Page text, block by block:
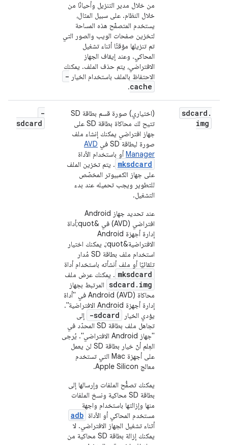
من خلال مدير التنزيل وأحيانًا من
خلال النظام. على سبيل المثال،
يستخدم المتصفّح هذه المساحة
لتخزين صفحات الويب والصور التي
تم تنزيلها مؤقتًا أثناء تشغيل
المحاكي. وعند إيقاف الجهاز
الافتراضي، يتم حذف الملف. يمكنك
الاحتفاظ بالملف باستخدام الخيار -
cache
.
sdcard .
img
(اختياري) صورة قسم بطاقة SD
تتيح لك محاكاة بطاقة SD على
جهاز افتراضي يمكنك إنشاء ملف
صورة لبطاقة SD في
AVD
Manager أو باستخدام الأداة
mksdcard . يتم تخزين الملف
على جهاز الكمبيوتر المخصّص
للتطوير ويجب تحميله عند بدء
التشغيل.
عند تحديد جهاز Android
افتراضي (AVD) في &quot;أداة
إدارة أجهزة Android
الافتراضية&quot;، يمكنك اختيار
استخدام ملف بطاقة SD مُدار
تلقائيًا أو ملف أنشأته باستخدام أداة
mksdcard . يمكنك عرض ملف
sdcard.img المرتبط بجهاز
محاكاة Android (AVD) في "أداة
إدارة أجهزة Android الافتراضية".
يؤدي الخيار
-sdcard
إلى
تجاهل ملف بطاقة SD المحدّد في
"جهاز Android الافتراضي". يُرجى
العِلم أنّ خيار بطاقة SD لن يعمل
على أجهزة Mac التي تستخدم
معالج Apple Silicon.
يمكنك تصفُّح الملفات وإرسالها إلى
بطاقة SD محاكية ونسخ الملفات
منها وإزالتها باستخدام واجهة
مستخدم المحاكي أو الأداة adb
أثناء تشغيل الجهاز الافتراضي. لا
يمكنك إزالة بطاقة SD محاكية من
-
sdcard